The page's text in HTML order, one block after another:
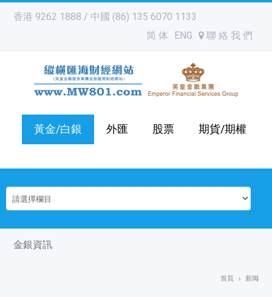
香港 9262 1888 / 中國 (86) 135 6070 1133
简 体
ENG 聯 絡 我 們
黃金/白銀 外匯 股票 期貨/期權
金銀資訊
首頁 新闻